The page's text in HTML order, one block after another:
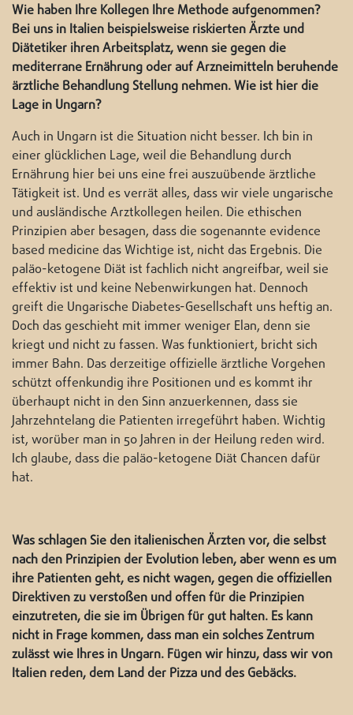
Wie haben Ihre Kollegen Ihre Methode aufgenommen?
Bei uns in Italien beispielsweise riskierten Ärzte und
Diätetiker ihren Arbeitsplatz, wenn sie gegen die
mediterrane Ernährung oder auf Arzneimitteln beruhende
ärztliche Behandlung Stellung nehmen. Wie ist hier die
Lage in Ungarn?
Auch in Ungarn ist die Situation nicht besser. Ich bin in
einer glücklichen Lage, weil die Behandlung durch
Ernährung hier bei uns eine frei auszuübende ärztliche
Tätigkeit ist. Und es verrät alles, dass wir viele ungarische
und ausländische Arztkollegen heilen. Die ethischen
Prinzipien aber besagen, dass die sogenannte evidence
based medicine das Wichtige ist, nicht das Ergebnis. Die
paläo-ketogene Diät ist fachlich nicht angreifbar, weil sie
effektiv ist und keine Nebenwirkungen hat. Dennoch
greift die Ungarische Diabetes-Gesellschaft uns heftig an.
Doch das geschieht mit immer weniger Elan, denn sie
kriegt und nicht zu fassen. Was funktioniert, bricht sich
immer Bahn. Das derzeitige offizielle ärztliche Vorgehen
schützt offenkundig ihre Positionen und es kommt ihr
überhaupt nicht in den Sinn anzuerkennen, dass sie
Jahrzehntelang die Patienten irregeführt haben. Wichtig
ist, worüber man in 50 Jahren in der Heilung reden wird.
Ich glaube, dass die paläo-ketogene Diät Chancen dafür
hat.
Was schlagen Sie den italienischen Ärzten vor, die selbst
nach den Prinzipien der Evolution leben, aber wenn es um
ihre Patienten geht, es nicht wagen, gegen die offiziellen
Direktiven zu verstoßen und offen für die Prinzipien
einzutreten, die sie im Übrigen für gut halten. Es kann
nicht in Frage kommen, dass man ein solches Zentrum
zulässt wie Ihres in Ungarn. Fügen wir hinzu, dass wir von
Italien reden, dem Land der Pizza und des Gebäcks.